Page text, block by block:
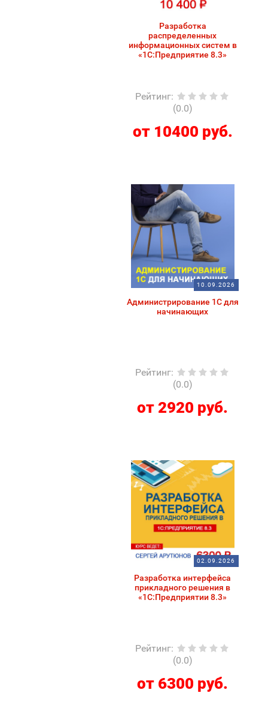
Разработка
распределенных
информационных систем в
«1С:Предприятие 8.3»
Рейтинг:
(0.0)
от 10400 руб.
10.09.2026
Администрирование 1С для
начинающих
Рейтинг:
(0.0)
от 2920 руб.
02.09.2026
Разработка интерфейса
прикладного решения в
«1С:Предприятии 8.3»
Рейтинг:
(0.0)
от 6300 руб.